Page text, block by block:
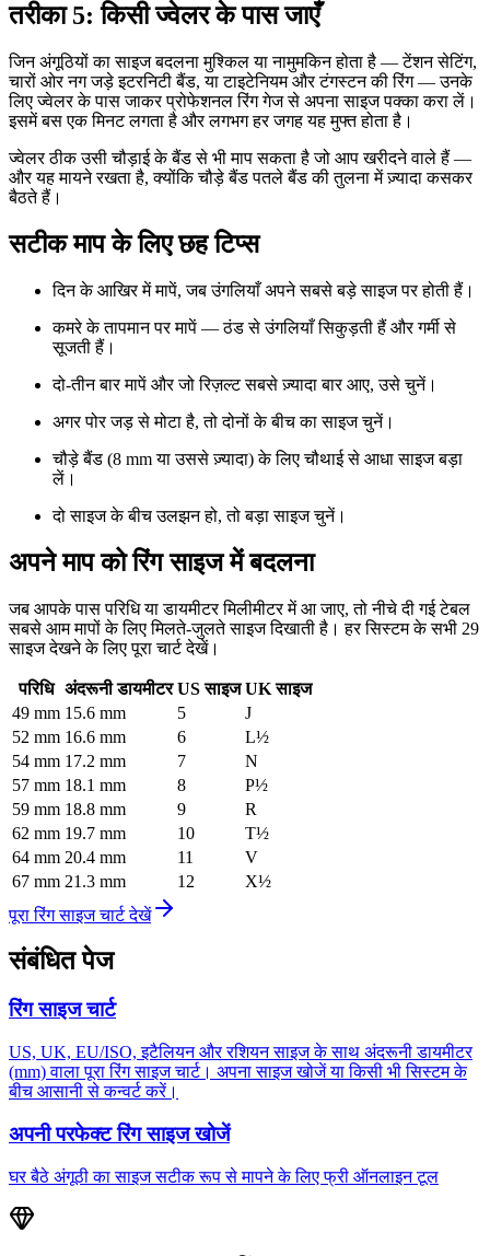
तरीका 5: किसी ज्वेलर के पास जाएँ
जिन अंगूठियों का साइज बदलना मुश्किल या नामुमकिन होता है — टेंशन सेटिंग,
चारों ओर नग जड़े इटरनिटी बैंड, या टाइटेनियम और टंगस्टन की रिंग — उनके
लिए ज्वेलर के पास जाकर प्रोफेशनल रिंग गेज से अपना साइज पक्का करा लें।
इसमें बस एक मिनट लगता है और लगभग हर जगह यह मुफ्त होता है।
ज्वेलर ठीक उसी चौड़ाई के बैंड से भी माप सकता है जो आप खरीदने वाले हैं —
और यह मायने रखता है, क्योंकि चौड़े बैंड पतले बैंड की तुलना में ज़्यादा कसकर
बैठते हैं।
सटीक माप के लिए छह टिप्स
दिन के आखिर में मापें, जब उंगलियाँ अपने सबसे बड़े साइज पर होती हैं।
कमरे के तापमान पर मापें — ठंड से उंगलियाँ सिकुड़ती हैं और गर्मी से
सूजती हैं।
दो-तीन बार मापें और जो रिज़ल्ट सबसे ज़्यादा बार आए, उसे चुनें।
अगर पोर जड़ से मोटा है, तो दोनों के बीच का साइज चुनें।
चौड़े बैंड (8 mm या उससे ज़्यादा) के लिए चौथाई से आधा साइज बड़ा
लें।
दो साइज के बीच उलझन हो, तो बड़ा साइज चुनें।
अपने माप को रिंग साइज में बदलना
जब आपके पास परिधि या डायमीटर मिलीमीटर में आ जाए, तो नीचे दी गई टेबल
सबसे आम मापों के लिए मिलते-जुलते साइज दिखाती है। हर सिस्टम के सभी 29
साइज देखने के लिए पूरा चार्ट देखें।
परिधि अंदरूनी डायमीटर US साइज UK साइज
49 mm 15.6 mm 5
J
52 mm 16.6 mm 6
L½
54 mm 17.2 mm 7
N
57 mm 18.1 mm 8
P½
59 mm 18.8 mm 9
R
62 mm 19.7 mm 10
T½
64 mm 20.4 mm 11
V
67 mm 21.3 mm 12
X½
पूरा रिंग साइज चार्ट देखें
संबंधित पेज
रिंग साइज चार्ट
US, UK, EU/ISO, इटैलियन और रशियन साइज के साथ अंदरूनी डायमीटर
(mm) वाला पूरा रिंग साइज चार्ट। अपना साइज खोजें या किसी भी सिस्टम के
बीच आसानी से कन्वर्ट करें।
अपनी परफेक्ट रिंग साइज खोजें
घर बैठे अंगूठी का साइज सटीक रूप से मापने के लिए फ्री ऑनलाइन टूल